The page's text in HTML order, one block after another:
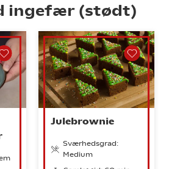
ingefær (stødt)
Julebrownie
Sværhedsgrad:
Medium